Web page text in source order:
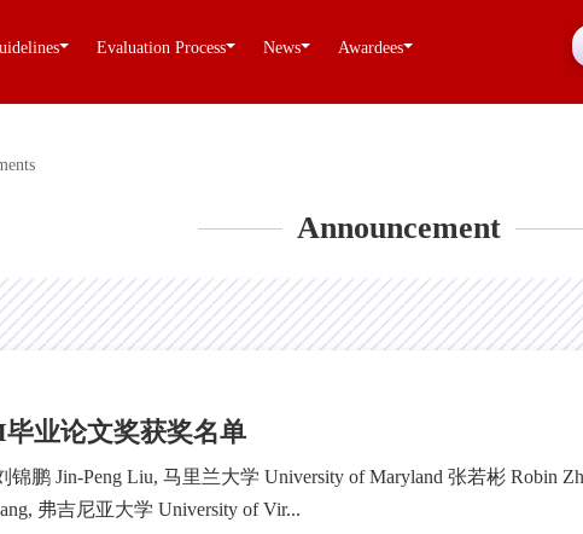
Evaluation Process News Awardees
Announcement
业论文奖获奖名单
鹏 Jin-Peng Liu, 马里兰大学 University of Maryland 张若彬 Robin
弗吉尼亚大学 University of Vir...